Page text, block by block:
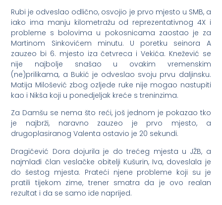
Rubi je odveslao odlično, osvojio je prvo mjesto u SMB, a
iako ima manju kilometražu od reprezentativnog 4X i
probleme s bolovima u pokosnicama zaostao je za
Martinom Sinkovićem minutu. U poretku seinora A
zauzeo bi 6. mjesto iza četvreca i Vekića. Knežević se
nije najbolje snašao u ovakim vremenskim
(ne)prilikama, a Bukić je odveslao svoju prvu daljinsku.
Matija Milošević zbog ozljede ruke nije mogao nastupiti
kao i Nikša koji u ponedjeljak kreće s treninzima.
Za Damšu se nema što reći, još jednom je pokazao tko
je najbrži, naravno zauzeo je prvo mjesto, a
drugoplasiranog Valenta ostavio je 20 sekundi.
Dragičević Dora dojurila je do trećeg mjesta u JŽB, a
najmlađi član veslačke obitelji Kušurin, Iva, doveslala je
do šestog mjesta. Prateći njene probleme koji su je
pratili tijekom zime, trener smatra da je ovo realan
rezultat i da se samo ide naprijed.